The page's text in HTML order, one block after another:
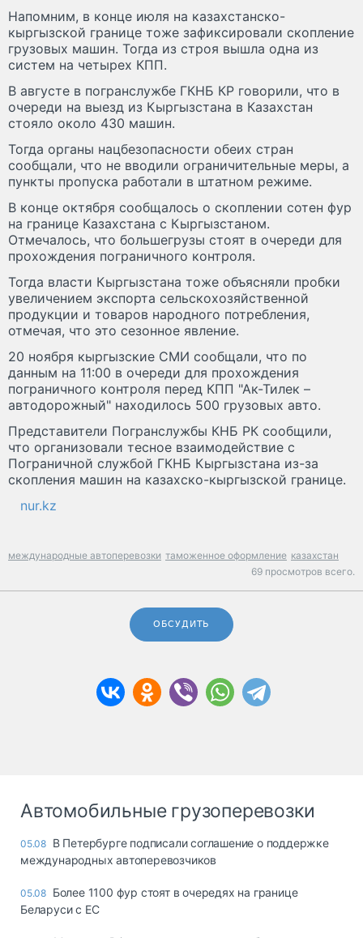
Напомним, в конце июля на казахстанско-
кыргызской границе тоже зафиксировали скопление
грузовых машин. Тогда из строя вышла одна из
систем на четырех КПП.
В августе в погранслужбе ГКНБ КР говорили, что в
очереди на выезд из Кыргызстана в Казахстан
стояло около 430 машин.
Тогда органы нацбезопасности обеих стран
сообщали, что не вводили ограничительные меры, а
пункты пропуска работали в штатном режиме.
В конце октября сообщалось о скоплении сотен фур
на границе Казахстана с Кыргызстаном.
Отмечалось, что большегрузы стоят в очереди для
прохождения пограничного контроля.
Тогда власти Кыргызстана тоже объясняли пробки
увеличением экспорта сельскохозяйственной
продукции и товаров народного потребления,
отмечая, что это сезонное явление.
20 ноября кыргызские СМИ сообщали, что по
данным на 11:00 в очереди для прохождения
пограничного контроля перед КПП "Ак-Тилек –
автодорожный" находилось 500 грузовых авто.
Представители Погранслужбы КНБ РК сообщили,
что организовали тесное взаимодействие с
Пограничной службой ГКНБ Кыргызстана из-за
скопления машин на казахско-кыргызской границе.
nur.kz
международные автоперевозки таможенное оформление казахстан
69 просмотров всего.
ОБСУДИТЬ
Автомобильные грузоперевозки
05.08 В Петербурге подписали соглашение о поддержке
международных автоперевозчиков
05.08 Более 1100 фур стоят в очередях на границе
Беларуси с ЕС